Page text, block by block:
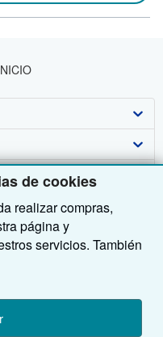
de cookies
realizar compras,
página y
servicios. También
el modo en que los
poder realizar
utilizaremos